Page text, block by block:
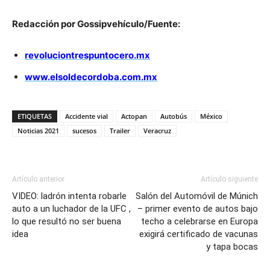
Redacción por Gossipvehículo/Fuente:
revoluciontrespuntocero.mx
www.elsoldecordoba.com.mx
ETIQUETAS Accidente vial Actopan Autobús
México
Noticias 2021
sucesos Trailer Veracruz
Artículo anterior
VIDEO: ladrón intenta robarle
auto a un luchador de la UFC ,
lo que resultó no ser buena
idea
Artículo siguiente
Salón del Automóvil de Múnich
– primer evento de autos bajo
techo a celebrarse en Europa
exigirá certificado de vacunas
y tapa bocas